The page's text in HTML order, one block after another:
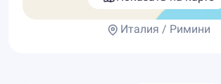
Италия / Римини